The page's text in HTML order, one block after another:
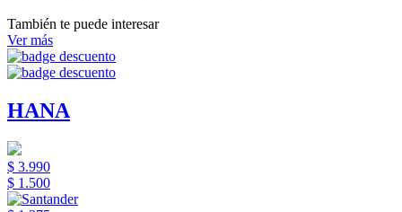
También te puede interesar
Ver más
HANA
$ 3.990
$ 1.500